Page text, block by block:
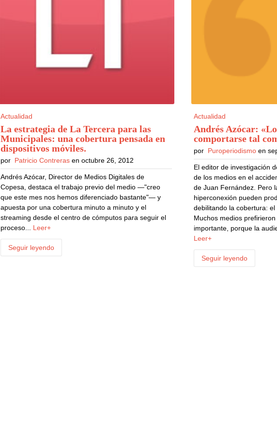
Actualidad
La estrategia de La Tercera para las
Municipales: una cobertura pensada en
dispositivos móviles.
por Patricio Contreras en octubre 26, 2012
Andrés Azócar, Director de Medios Digitales de
Copesa, destaca el trabajo previo del medio —"creo
que este mes nos hemos diferenciado bastante"— y
apuesta por una cobertura minuto a minuto y el
streaming desde el centro de cómputos para seguir el
proceso... Leer+
Seguir leyendo
Actualidad
Andrés Azócar:
comportarse tal
por Puroperiodismoen
El editor de investigación
de los medios en el
de Juan Fernández. Pero
hiperconexión pueden
debilitando la cobertura:
Muchos medios
importante, porque la
Leer+
Seguir leyendo